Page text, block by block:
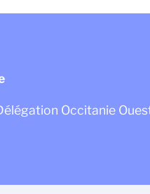
Occitanie